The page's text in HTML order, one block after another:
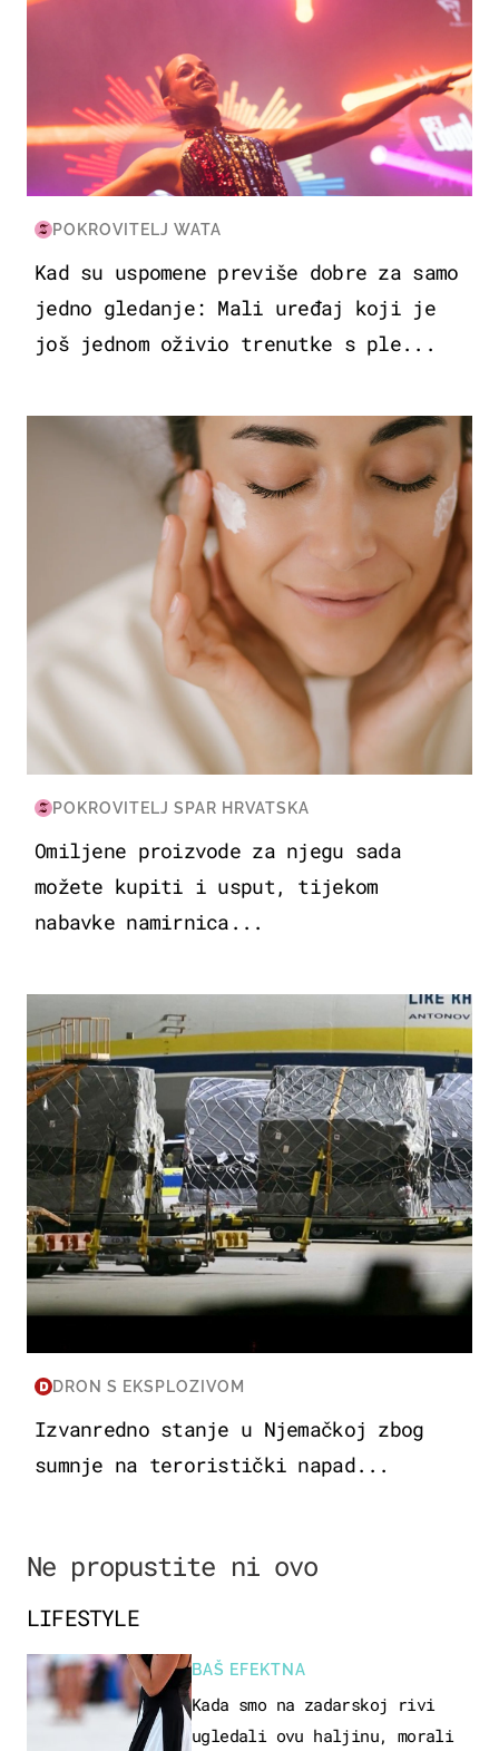
POKROVITELJ WATA
Kad su uspomene previše dobre za samo
jedno gledanje: Mali uređaj koji je
još jednom oživio trenutke s ple...
MODA & LJEPOTA
POKROVITELJ SPAR HRVATSKA
Omiljene proizvode za njegu sada
možete kupiti i usput, tijekom
nabavke namirnica...
DRON S EKSPLOZIVOM
Izvanredno stanje u Njemačkoj zbog
sumnje na teroristički napad...
Ne propustite ni ovo
LIFESTYLE
BAŠ EFEKTNA
Kada smo na zadarskoj rivi
ugledali ovu haljinu, morali